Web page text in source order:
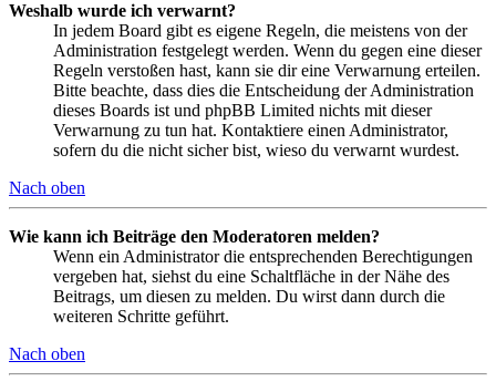
Weshalb wurde ich verwarnt?
In jedem Board gibt es eigene Regeln, die meistens von der
Administration festgelegt werden. Wenn du gegen eine dieser
Regeln verstoßen hast, kann sie dir eine Verwarnung erteilen.
Bitte beachte, dass dies die Entscheidung der Administration
dieses Boards ist und phpBB Limited nichts mit dieser
Verwarnung zu tun hat. Kontaktiere einen Administrator,
sofern du die nicht sicher bist, wieso du verwarnt wurdest.
Nach oben
Wie kann ich Beiträge den Moderatoren melden?
Wenn ein Administrator die entsprechenden Berechtigungen
vergeben hat, siehst du eine Schaltfläche in der Nähe des
Beitrags, um diesen zu melden. Du wirst dann durch die
weiteren Schritte geführt.
Nach oben